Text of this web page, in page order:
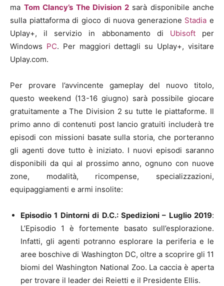
ma Tom Clancy’s The Division 2sarà disponibile anche
sulla piattaforma di gioco di nuova generazione Stadia e
Uplay+, il servizio in abbonamento di Ubisoftper
Windows PC. Per maggiori dettagli su Uplay+, visitare
Uplay.com.
Per provare l’avvincente gameplay del nuovo titolo,
questo weekend (13-16 giugno) sarà possibile giocare
gratuitamente a The Division 2 su tutte le piattaforme. Il
primo anno di contenuti post lancio gratuiti includerà tre
episodi con missioni basate sulla storia, che porteranno
gli agenti dove tutto è iniziato. I nuovi episodi saranno
disponibili da qui al prossimo anno, ognuno con nuove
zone, modalità, ricompense, specializzazioni,
equipaggiamenti e armi insolite:
Episodio 1 Dintorni di D.C.: Spedizioni – Luglio 2019:
L’Episodio 1 è fortemente basato sull’esplorazione.
Infatti, gli agenti potranno esplorare la periferia e le
aree boschive di Washington DC, oltre a scoprire gli 11
biomi del Washington National Zoo. La caccia è aperta
per trovare il leader dei Reietti e il Presidente Ellis.